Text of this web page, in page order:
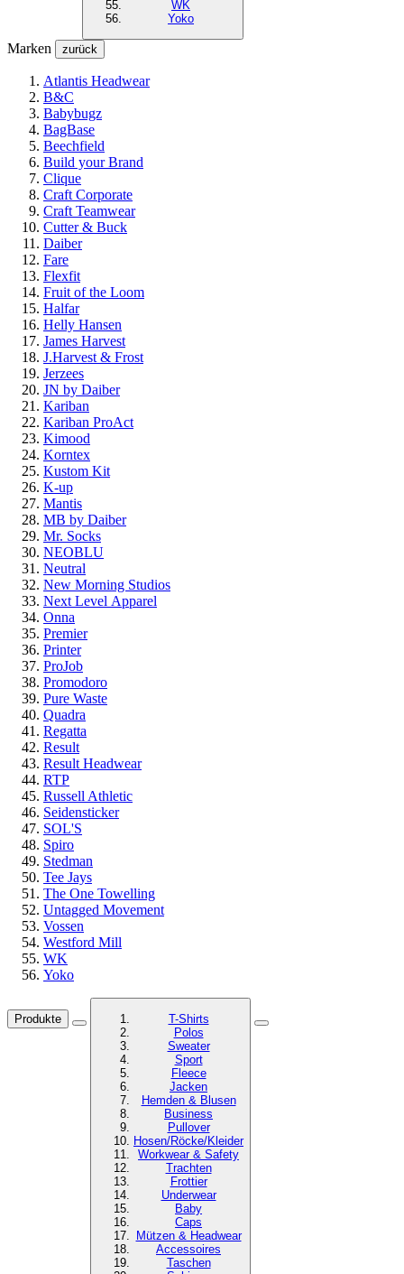
WK
Yoko
Marken zurück
Atlantis Headwear
B&C
Babybugz
BagBase
Beechfield
Build your Brand
Clique
Craft Corporate
Craft Teamwear
Cutter & Buck
Daiber
Fare
Flexfit
Fruit of the Loom
Halfar
Helly Hansen
James Harvest
J.Harvest & Frost
Jerzees
JN by Daiber
Kariban
Kariban ProAct
Kimood
Korntex
Kustom Kit
K-up
Mantis
MB by Daiber
Mr. Socks
NEOBLU
Neutral
New Morning Studios
Next Level Apparel
Onna
Premier
Printer
ProJob
Promodoro
Pure Waste
Quadra
Regatta
Result
Result Headwear
RTP
Russell Athletic
Seidensticker
SOL'S
Spiro
Stedman
Tee Jays
The One Towelling
Untagged Movement
Vossen
Westford Mill
WK
Yoko
Produkte
T-Shirts
Polos
Sweater
Sport
Fleece
Jacken
Hemden & Blusen
Business
Pullover
Hosen/Röcke/Kleider
Workwear & Safety
Trachten
Frottier
Underwear
Baby
Caps
Mützen & Headwear
Accessoires
Taschen